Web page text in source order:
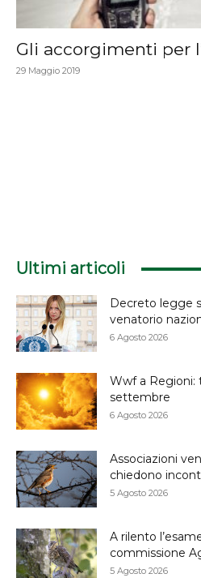
Gli accorgimenti per
29 Maggio 2019
Ultimi articoli
Decreto legge
venatorio
6 Agosto 2026
Wwf a Regioni:
settembre
6 Agosto 2026
Associazioni
chiedono
5 Agosto 2026
A rilento
commissione
5 Agosto 2026